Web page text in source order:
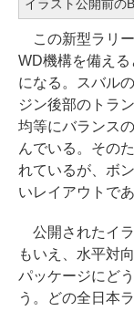
イラスト公開前の
この新型ラリ
WD機構を備え
になる。スバル
ジン後部のトラ
均等にバランス
んでいる。その
れているが、ボ
いレイアウトで
公開されたイ
もいえ、水平対
パッケージにど
う。どの全日本